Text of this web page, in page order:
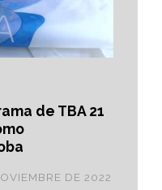
de TBA 21
DE 2022